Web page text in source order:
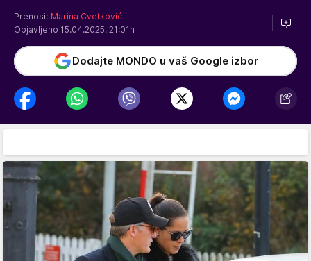
Prenosi: Marina Cvetković
Objavljeno 15.04.2025. 21:01h
Dodajte MONDO u vaš Google izbor